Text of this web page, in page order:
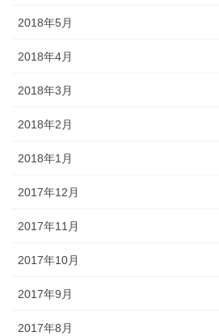
2018年5月
2018年4月
2018年3月
2018年2月
2018年1月
2017年12月
2017年11月
2017年10月
2017年9月
2017年8月